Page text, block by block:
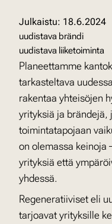
18.6.2024
uudistava brändi
uudistava liiketoiminta
Planeettamme
tarkasteltava
rakentaa yhteisöjen
yrityksiä ja brändejä,
toimintatapojaan
on olemassa keinoja
yrityksiä että
yhdessä.
Regeneratiiviset eli
tarjoavat yrityksille